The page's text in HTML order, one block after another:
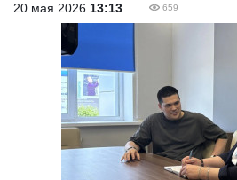
20 мая 2026 13:13 659